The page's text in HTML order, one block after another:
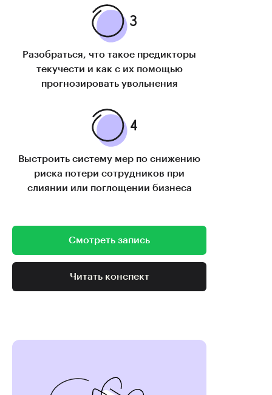
Разобраться, что такое предикторы
текучести и как с их помощью
прогнозировать увольнения
Выстроить систему мер по снижению
риска потери сотрудников при
слиянии или поглощении бизнеса
Смотреть запись
Читать конспект